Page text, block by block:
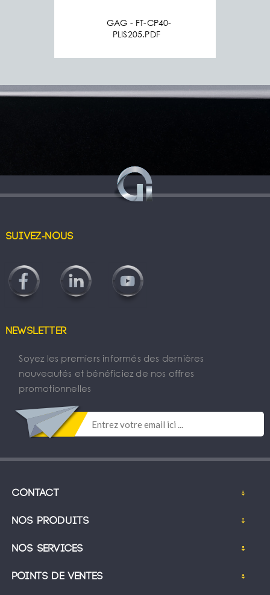
GAG - FT-CP40-
PLIS205.PDF
Suivez-nous
Newsletter
Soyez les premiers informés des dernières
nouveautés et bénéficiez de nos offres
promotionnelles
Contact
Nos produits
Nos services
Points de ventes